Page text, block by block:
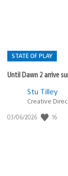
STATE OF PLAY
Until Dawn 2 arrive
Postée
:
state
Stu Tilley
Creative
Date
03/06/2026 16